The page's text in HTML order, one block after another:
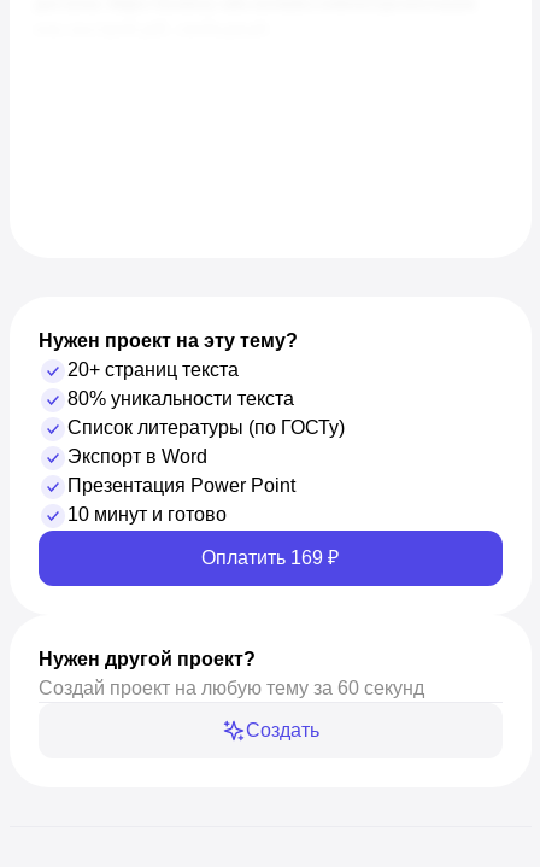
Нужен проект на эту тему?
20+ страниц текста
80% уникальности текста
Список литературы (по ГОСТу)
Экспорт в Word
Презентация Power Point
10 минут и готово
Оплатить 169 ₽
Нужен другой проект?
Создай проект на любую тему за 60 секунд
Создать